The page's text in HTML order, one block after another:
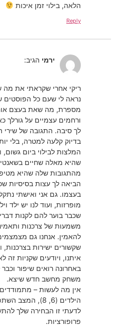
הלאה, בילוי זמן איכות
Reply
ירמי הגיב:
ריקי אחרי שקראתי את מה
נראה לי שעם כל
מספרת, מה שאת בעצם
ורחמים עצמיים על גורלך
לך סיבה. התגובה של שירי
בדיוק קלעה למטרה, בלי
המלצות לבילוי ביום גשום,
שהיא מאלה שחיים
מהתגובות שלה שהיא
הביאה לך עצות בסיסיות
בעצמו. גם אני ואישתי
מופרזות, ועוד לנו יש ילד
שכבר בוער להם לקנות
משמעות של צרכנות
להאמין. אנחנו גם
שקשורים ישירות בצרכנות,
איתנו, ויודעים שקניות זה
באחרונה רואים שיפור וכבר
משחק מחשב חדש שיצא.
אין מה לעשות – מתמודדים
הילדים (6, 8), המצב השתפר.
לדעתי זו הבחירה שלך
פרופורציות.